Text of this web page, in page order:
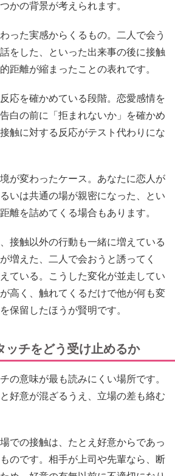
かの背景が考えられます。
った実感からくるもの。二人で会う
をした、といった出来事の後に接触
距離が縮まったことの表れです。
応を確かめている段階。恋愛感情を
白の前に「拒まれないか」を確かめ
触に対する反応がテスト代わりにな
が変わったケース。あなたに恋人が
いは共通の場が親密になった、とい
離を詰めてくる場合もあります。
接触以外の行動も一緒に増えている
増えた、二人で会おうと誘ってく
ている。こうした変化が並走してい
高く、触れてくるだけで他が何も変
保留したほうが賢明です。
ッチをどう受け止めるか
の意味が最も読みにくい場所です。
好意が混ざるうえ、立場の差も絡む
での接触は、たとえ好意からであっ
のです。相手が上司や先輩なら、断